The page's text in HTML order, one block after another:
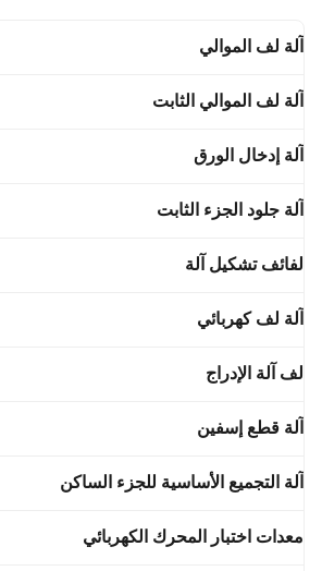
آلة لف الموالي
آلة لف الموالي الثابت
آلة إدخال الورق
آلة جلود الجزء الثابت
لفائف تشكيل آلة
آلة لف كهربائي
لف آلة الإدراج
آلة قطع إسفين
آلة التجميع الأساسية للجزء الساكن
معدات اختبار المحرك الكهربائي